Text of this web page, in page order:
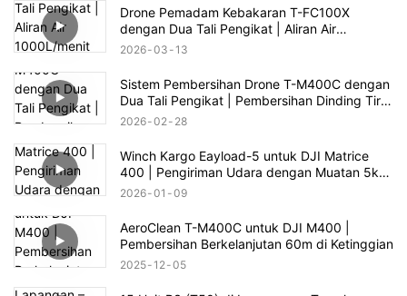
Drone Pemadam Kebakaran T-FC100X
dengan Dua Tali Pengikat | Aliran Air
1000L/menit & Penyelamatan Kebakaran
2026 03 13
Sistem Pembersihan Drone T-M400C dengan
Dua Tali Pengikat | Pembersihan Dinding Tirai
Kaca Plaza Komersial
2026 02 28
Winch Kargo Eayload-5 untuk DJI Matrice
400 | Pengiriman Udara dengan Muatan 5kg
& Kontrol PSDK
2026 01 09
AeroClean T-M400C untuk DJI M400 |
Pembersihan Berkelanjutan 60m di Ketinggian
2025 12 05